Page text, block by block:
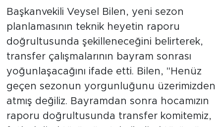
Başkanvekili Veysel Bilen, yeni sezon
planlamasının teknik heyetin raporu
doğrultusunda şekilleneceğini belirterek,
transfer çalışmalarının bayram sonrası
yoğunlaşacağını ifade etti. Bilen, "Henüz
geçen sezonun yorgunluğunu üzerimizden
atmış değiliz. Bayramdan sonra hocamızın
raporu doğrultusunda transfer komitemiz,